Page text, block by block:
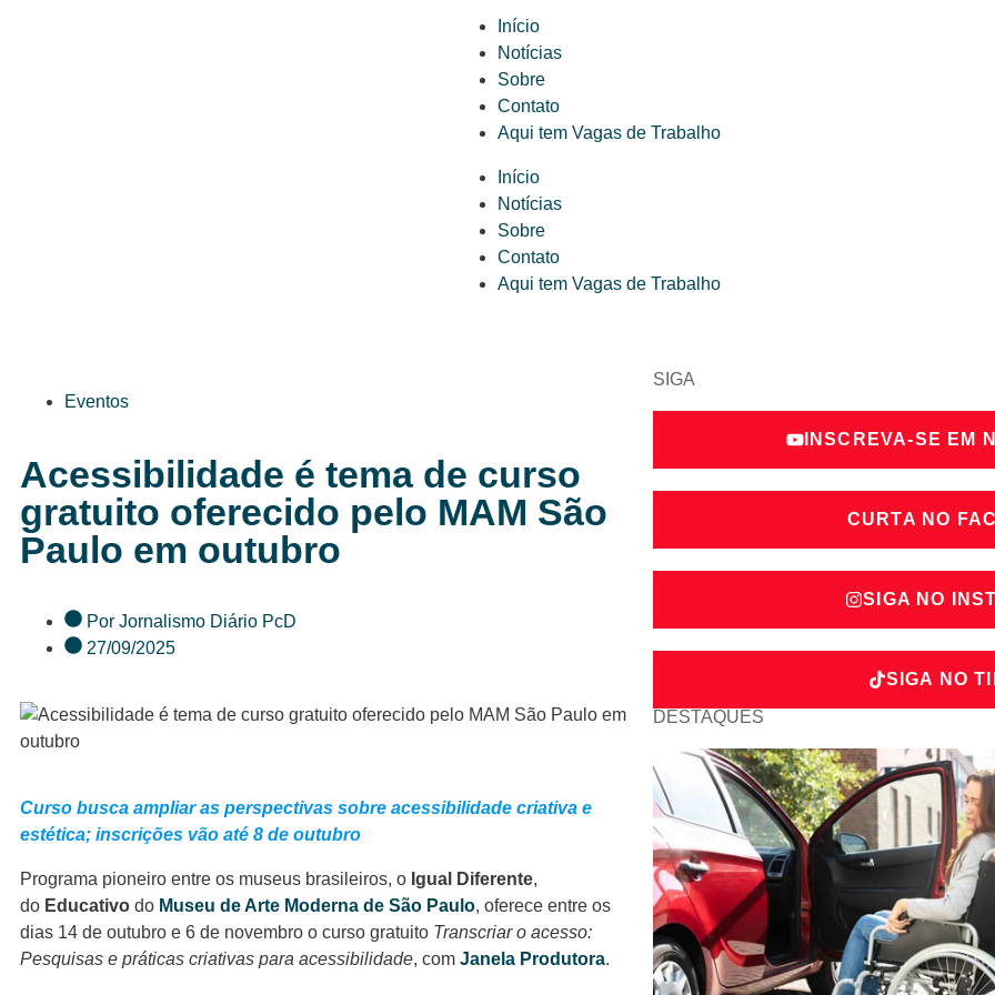
Início
Notícias
Sobre
Contato
Aqui tem Vagas de Trabalho
Início
Notícias
Sobre
Contato
Aqui tem Vagas de Trabalho
Eventos
Acessibilidade é tema de curso
gratuito oferecido pelo MAM São
Paulo em outubro
Por Jornalismo Diário PcD
27/09/2025
Curso busca ampliar as perspectivas sobre acessibilidade criativa e
estética; inscrições vão até 8 de outubro
Programa pioneiro entre os museus brasileiros, o Igual Diferente,
do Educativo do Museu de Arte Moderna de São Paulo, oferece entre os
dias 14 de outubro e 6 de novembro o curso gratuito Transcriar o acesso:
Pesquisas e práticas criativas para acessibilidade, com Janela Produtora.
SIGA
INSCREVA-SE EM
CURTA NO
SIGA NO
SIGA NO
DESTAQUES